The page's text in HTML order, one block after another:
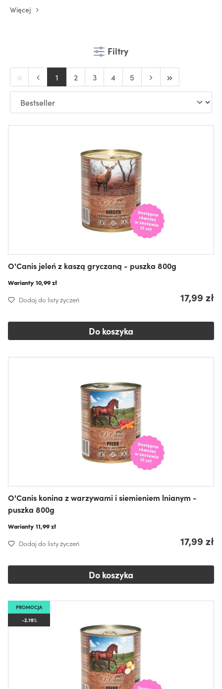
Więcej
Filtry
1 2 3 4 5
O'Canis jeleń z kaszą gryczaną - puszka 800g
Warianty 10,99 zł
Dodaj do listy życzeń 17,99 zł
Do koszyka
O'Canis konina z warzywami i siemieniem lnianym -
puszka 800g
Warianty 11,99 zł
Dodaj do listy życzeń 17,99 zł
Do koszyka
PROMOCJA
-2.78%